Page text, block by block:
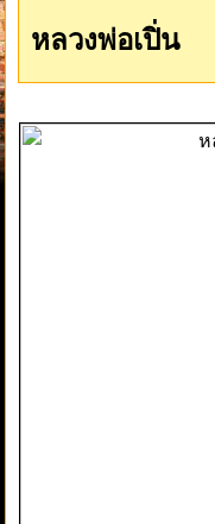
หลวงพ่อเปิ่น